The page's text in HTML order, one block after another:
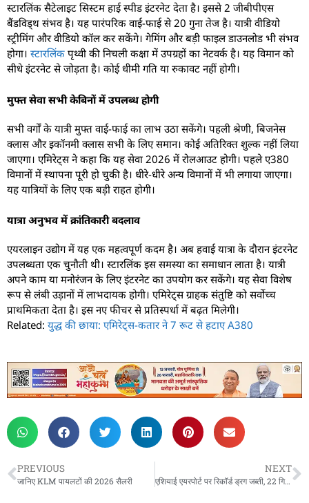
स्टारलिंक सैटेलाइट सिस्टम हाई स्पीड इंटरनेट देता है। इससे 2 जीबीपीएस
बैंडविड्थ संभव है। यह पारंपरिक वाई-फाई से 20 गुना तेज है। यात्री वीडियो
स्ट्रीमिंग और वीडियो कॉल कर सकेंगे। गेमिंग और बड़ी फाइल डाउनलोड भी संभव
होगा। स्टारलिंक पृथ्वी की निचली कक्षा में उपग्रहों का नेटवर्क है। यह विमान को
सीधे इंटरनेट से जोड़ता है। कोई धीमी गति या रुकावट नहीं होगी।
मुफ्त सेवा सभी केबिनों में उपलब्ध होगी
सभी वर्गों के यात्री मुफ्त वाई-फाई का लाभ उठा सकेंगे। पहली श्रेणी, बिजनेस
क्लास और इकॉनमी क्लास सभी के लिए समान। कोई अतिरिक्त शुल्क नहीं लिया
जाएगा। एमिरेट्स ने कहा कि यह सेवा 2026 में रोलआउट होगी। पहले ए380
विमानों में स्थापना पूरी हो चुकी है। धीरे-धीरे अन्य विमानों में भी लगाया जाएगा।
यह यात्रियों के लिए एक बड़ी राहत होगी।
यात्रा अनुभव में क्रांतिकारी बदलाव
एयरलाइन उद्योग में यह एक महत्वपूर्ण कदम है। अब हवाई यात्रा के दौरान इंटरनेट
उपलब्धता एक चुनौती थी। स्टारलिंक इस समस्या का समाधान लाता है। यात्री
अपने काम या मनोरंजन के लिए इंटरनेट का उपयोग कर सकेंगे। यह सेवा विशेष
रूप से लंबी उड़ानों में लाभदायक होगी। एमिरेट्स ग्राहक संतुष्टि को सर्वोच्च
प्राथमिकता देता है। इस नए फीचर से प्रतिस्पर्धा में बढ़त मिलेगी।
Related: युद्ध की छाया: एमिरेट्स-कतार ने 7 रूट से हटाए A380
PREVIOUS
जानिए KLM पायलटों की 2026 सैलरी
NEXT
एशियाई एयरपोर्ट पर रिकॉर्ड ड्रग जब्ती, 22 गिरफ्तार